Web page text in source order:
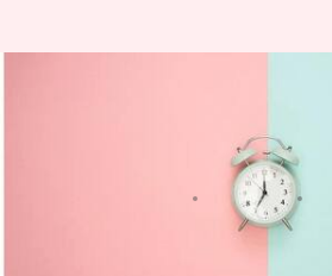
జీవించడానికి సమయం
Apr 26, 2023